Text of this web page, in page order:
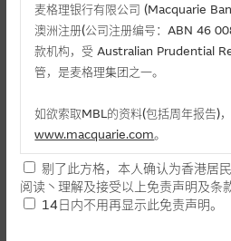
会员专区
关於我们
相关认股证/牛熊证
编号 相关资产
23871 招商银行(认购)
29027
招商银行(认购) 60.888
麦格理银行有限公司 (Macquarie
澳洲注册(公司注册编号：ABN 46
款机构，受 Australian Prudential
管，是麦格理集团之一。
如欲索取MBL的资料(包括周年报告)
www.macquarie.com。
本网站所载资料会随时更改，而不作
理的资料，可直接联络本集团职员。
剔了此方格，本人确认为香港居
阅读丶理解及接受以上免责声明及条款
14日内不用再显示此免责声明。